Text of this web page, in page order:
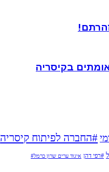
#החברה לפיתוח קיסריה
#רפי דהן איגוד ערים שרון כרמל#